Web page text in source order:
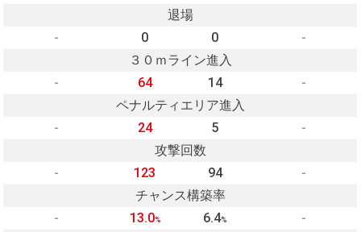
退場
-
0 0
-
３０ｍライン進入
-
64 14
-
ペナルティエリア進入
-
24 5
-
攻撃回数
-
123 94
-
チャンス構築率
-
13.0% 6.4%
-